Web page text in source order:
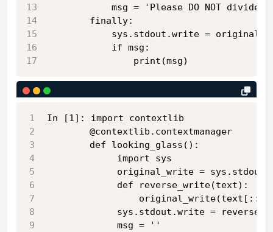
msg = 'Please DO NOT divide
		finally:
sys.stdout.write =
			if msg:
				print(msg)
In [1]: import contextlib
        @contextlib.contextmanager
        def looking_glass():
             import sys
original_write =
             def reverse_write(text):
original_write(text[::-
sys.stdout.write =
             msg = ''